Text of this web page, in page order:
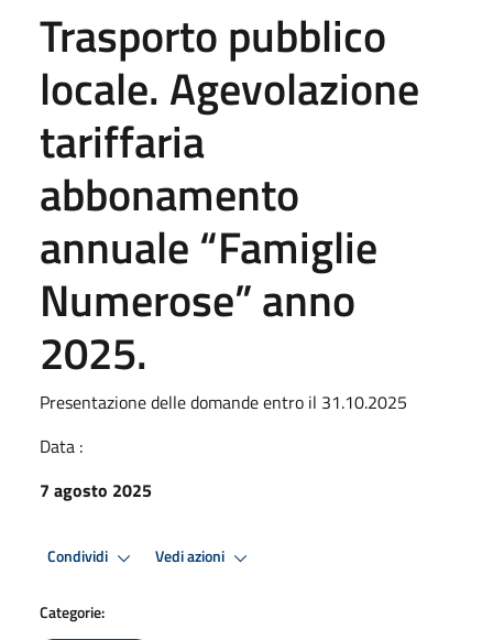
Trasporto pubblico
locale. Agevolazione
tariffaria
abbonamento
annuale “Famiglie
Numerose” anno
2025.
Presentazione delle domande entro il 31.10.2025
Data :
7 agosto 2025
Condividi Vedi azioni
Categorie: